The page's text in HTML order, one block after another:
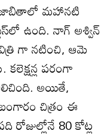
జాబితాలో మహానటి
ఉంది. నాగ్‌ అశ్విన్‌
గా నటించి, ఆమె
కలెక్షన్ల పరంగా
అయితే,
చిత్రం ఈ
రోజుల్లోనే 80 కోట్ల